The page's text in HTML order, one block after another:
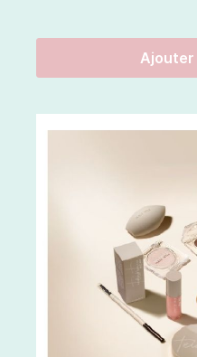
Ajouter